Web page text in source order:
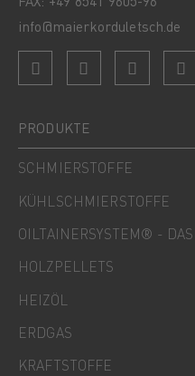
info@maierkorduletsch.de
PRODUKTE
SCHMIERSTOFFE
KÜHLSCHMIERSTOFFE
OILTAINERSYSTEM® -
HOLZPELLETS
HEIZÖL
ERDGAS
KRAFTSTOFFE